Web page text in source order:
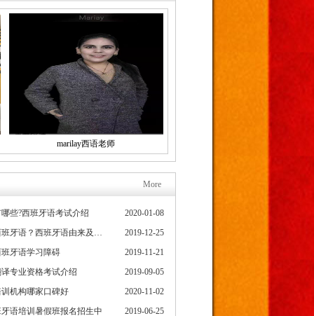
marilay西语老师
More
些?西班牙语考试介绍
2020-01-08
为什么要学习西班牙语？西班牙语由来及发展史
2019-12-25
牙语学习障碍
2019-11-21
专业资格考试介绍
2019-09-05
机构哪家口碑好
2020-11-02
语培训暑假班报名招生中
2019-06-25